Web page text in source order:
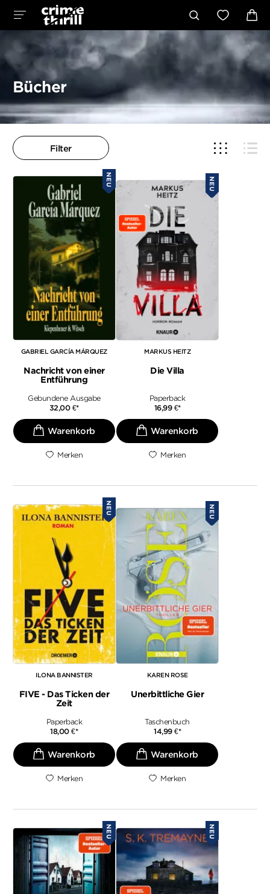
Bücher
Filter
NEU
GABRIEL GARCÍA MÁRQUEZ
Nachricht von einer
Entführung
Gebundene Ausgabe
32,00 €*
Merken
NEU
MARKUS HEITZ
Die Villa
Paperback
16,99 €*
Merken
NEU
ILONA BANNISTER
FIVE - Das Ticken der
Zeit
Paperback
18,00€*
Merken
NEU
KAREN ROSE
Unerbittliche Gier
Taschenbuch
14,99€*
Merken
NEU NEU